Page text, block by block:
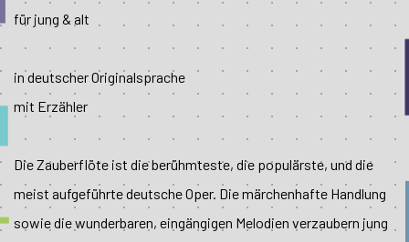
für jung & alt
in deutscher Originalsprache
mit Erzähler
Die Zauberflöte ist die berühmteste, die populärste, und die
meist aufgeführte deutsche Oper. Die märchenhafte Handlung
sowie die wunderbaren, eingängigen Melodien verzaubern jung